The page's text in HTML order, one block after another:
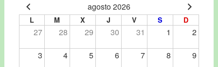
agosto 2026
L M X J V S D
27 28 29 30 31 1 2
3 4 5 6 7 8 9